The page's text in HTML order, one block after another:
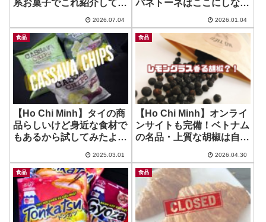
系お菓子でこれ紹介してな
Wafer
2026.07.04
パネトーネはここにしな
Sourdough La Panino
2026.01.04
食品
【Ho Chi Minh】タイの商
品らしいけど身近な食材で
もあるから試してみたよ！
2025.03.01
食品
【Ho Chi Minh】オンライ
ンサイトも完備！ベトナム
の名品・上質な胡椒は自分
Ho Tieu
2026.04.30
食品 食品